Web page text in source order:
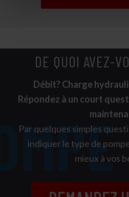
DE QUOI AVEZ-
Débit? Charge
Répondez à un court
Par quelques simples
indiquer le type de
mieux à vos